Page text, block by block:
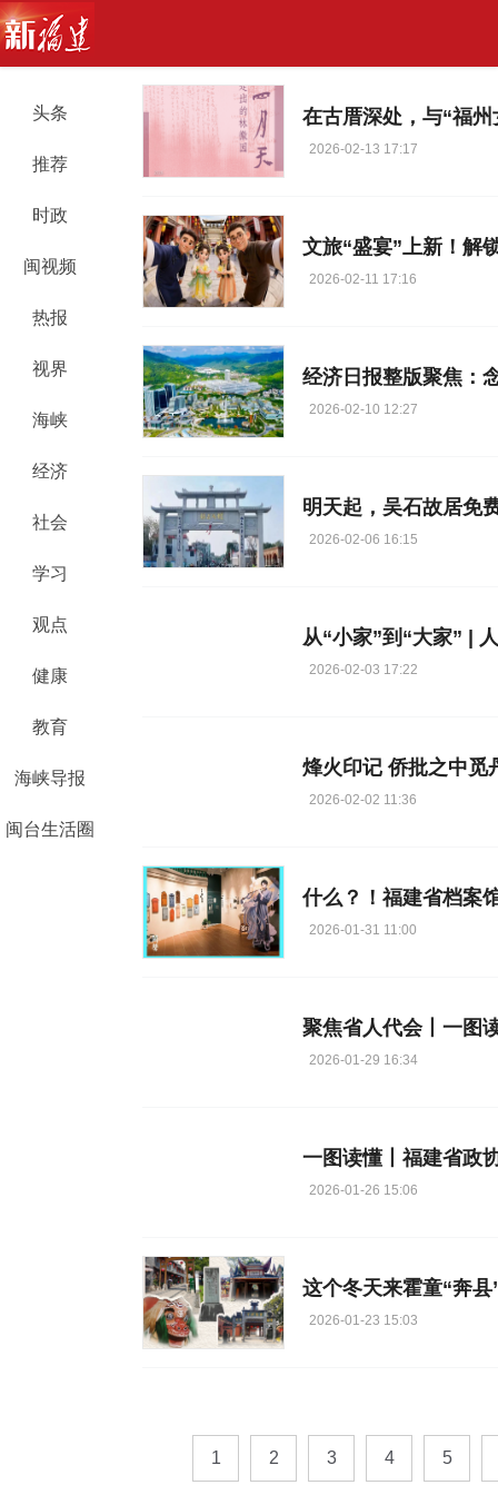
头条
推荐
时政
闽视频
热报
视界
海峡
经济
社会
学习
观点
健康
教育
海峡导报
闽台生活圈
在古厝深处，与“福
2026-02-13 17:17
文旅“盛宴”上新！解
2026-02-11 17:16
经济日报整版聚焦：
2026-02-10 12:27
明天起，吴石故居免
2026-02-06 16:15
2026-02-03 17:22
烽火印记 侨批之中觅
2026-02-02 11:36
什么？！福建省档案
2026-01-31 11:00
聚焦省人代会丨一图
2026-01-29 16:34
一图读懂丨福建省政
2026-01-26 15:06
这个冬天来霍童“奔县
2026-01-23 15:03
1 2 3 4 5